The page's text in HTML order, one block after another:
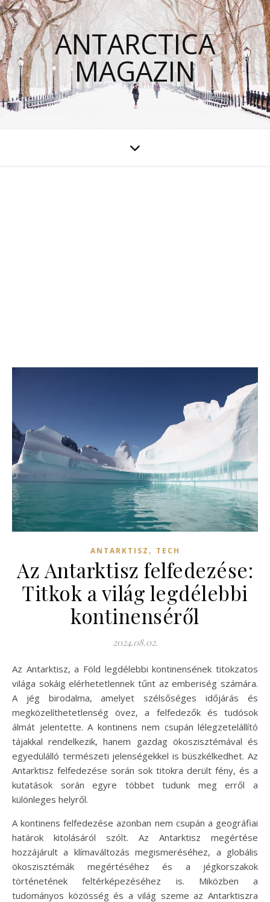
ANTARCTICA
MAGAZIN
ANTARKTISZ , TECH
Az Antarktisz felfedezése:
Titkok a világ legdélebbi
kontinenséről
2024.08.02.
Az Antarktisz, a Föld legdélebbi kontinensének titokzatos
világa sokáig elérhetetlennek tűnt az emberiség számára.
A jég birodalma, amelyet szélsőséges időjárás és
megközelíthetetlenség övez, a felfedezők és tudósok
álmát jelentette. A kontinens nem csupán lélegzetelállító
tájakkal rendelkezik, hanem gazdag ökoszisztémával és
egyedülálló természeti jelenségekkel is büszkélkedhet. Az
Antarktisz felfedezése során sok titokra derült fény, és a
kutatások során egyre többet tudunk meg erről a
különleges helyről.
A kontinens felfedezése azonban nem csupán a geográfiai
határok kitolásáról szólt. Az Antarktisz megértése
hozzájárult a klímaváltozás megismeréséhez, a globális
ökoszisztémák megértéséhez és a jégkorszakok
történetének feltérképezéséhez is. Miközben a
tudományos közösség és a világ szeme az Antarktiszra